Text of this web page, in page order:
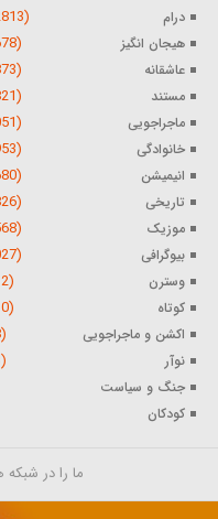
درام (22813)
هیجان انگیز (9678)
عاشقانه (6873)
مستند (5821)
ماجراجویی (4051)
خانوادگی (2953)
انیمیشن (2680)
تاریخی (1826)
موزیک (1568)
بیوگرافی (1027)
وسترن (812)
کوتاه (310)
اکشن و ماجراجویی (38)
نوآر (23)
جنگ و سیاست
کودکان
ما را در شبکه